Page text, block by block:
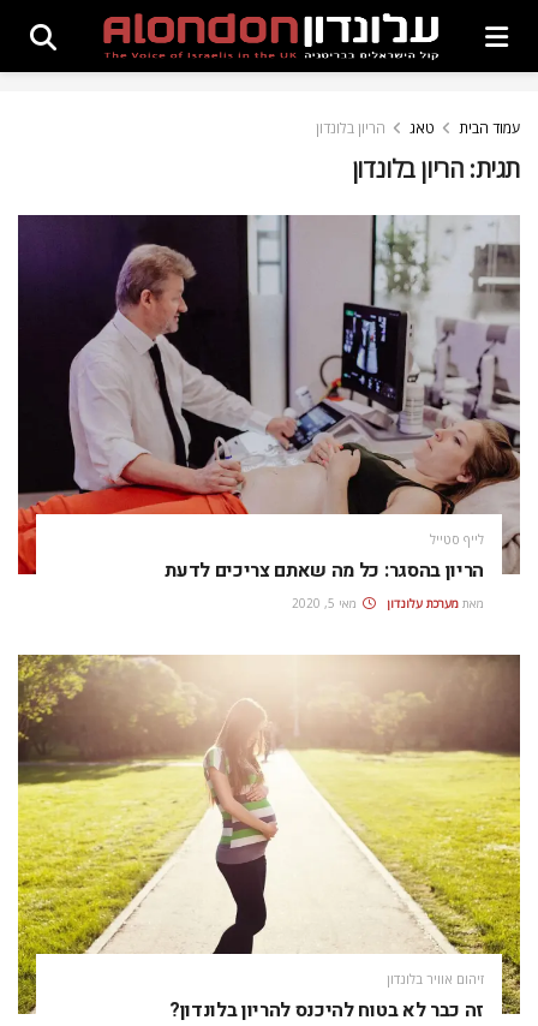
עמוד הבית טאג הריון בלונדון
תגית: הריון בלונדון
לייף סטייל
הריון בהסגר: כל מה שאתם צריכים לדעת
מאת מערכת עלונדון מאי 5, 2020
זיהום אוויר בלונדון
זה כבר לא בטוח להיכנס להריון בלונדון?